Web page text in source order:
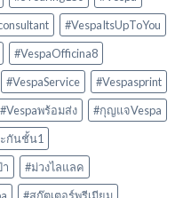
#VespaItsUpToYou
#VespaOfficina8
#VespaService
#Vespasprint
#Vespaพร้อมส่ง
#กุญแจVespa
กันชั้น1
#ม่วงไลแลค